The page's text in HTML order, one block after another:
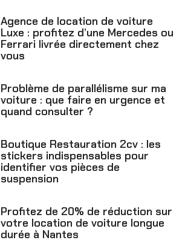
Agence de location de voiture
Luxe : profitez d’une Mercedes ou
Ferrari livrée directement chez
vous
Problème de parallélisme sur ma
voiture : que faire en urgence et
quand consulter ?
Boutique Restauration 2cv : les
stickers indispensables pour
identifier vos pièces de
suspension
Profitez de 20% de réduction sur
votre location de voiture longue
durée à Nantes